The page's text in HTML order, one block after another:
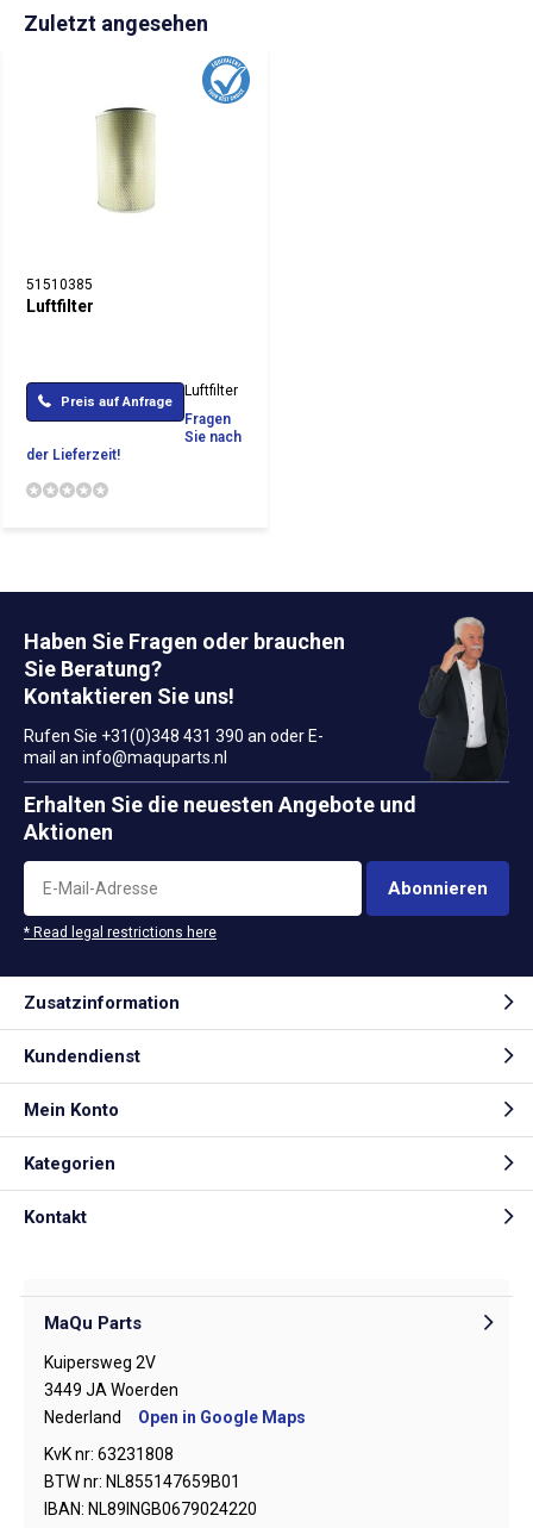
Zuletzt angesehen
51510385
Luftfilter
Preis auf Anfrage
Luftfilter
Fragen
Sie nach
der Lieferzeit!
Haben Sie Fragen oder brauchen
Sie Beratung?
Kontaktieren Sie uns!
Rufen Sie +31(0)348 431 390 an oder E-
mail an info@maquparts.nl
Erhalten Sie die neuesten Angebote und
Aktionen
Abonnieren
* Read legal restrictions here
Zusatzinformation
Kundendienst
Mein Konto
Kategorien
Kontakt
MaQu Parts
Kuipersweg 2V
3449 JA Woerden
Nederland
Open in Google Maps
KvK nr: 63231808
BTW nr: NL855147659B01
IBAN: NL89INGB0679024220